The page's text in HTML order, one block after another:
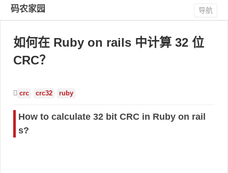
码农家园 导航
如何在 Ruby on rails 中计算 32 位
CRC？
crc crc32 ruby
How to calculate 32 bit CRC in Ruby on rail
s?